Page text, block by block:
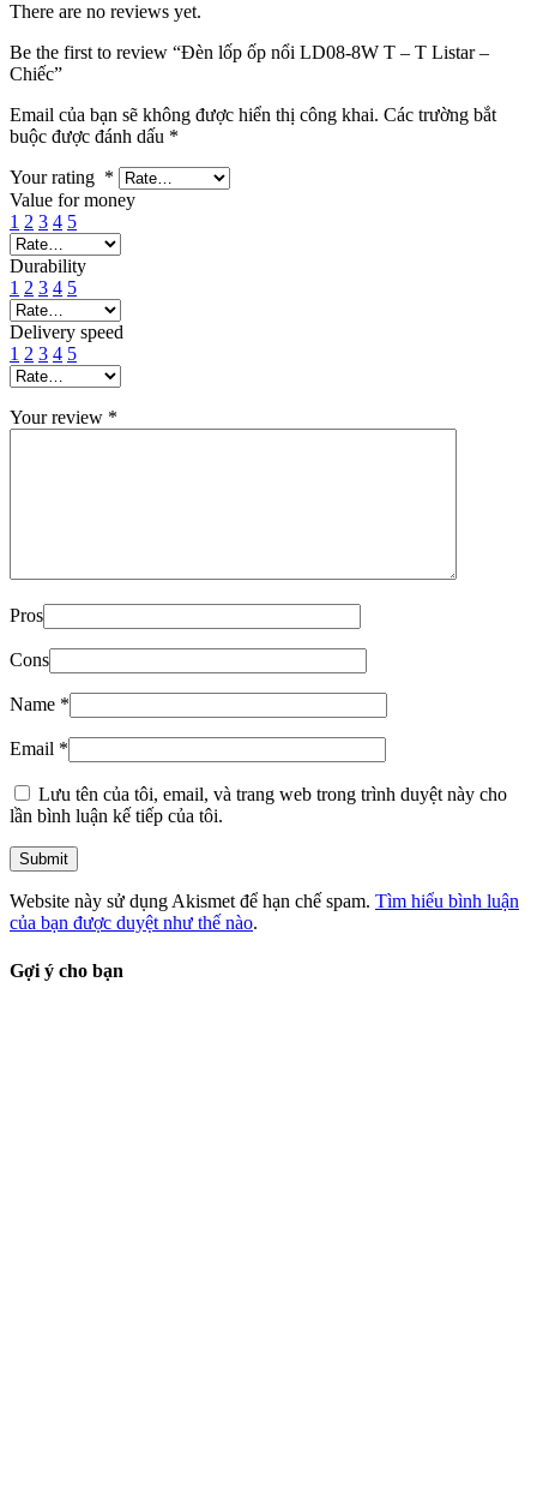
There are no reviews yet.
Be the first to review “Đèn lốp ốp nổi LD08-8W T – T Listar –
Chiếc”
Email của bạn sẽ không được hiển thị công khai. Các trường bắt
buộc được đánh dấu *
Your rating *
Value for money
1 2 3 4 5
Durability
1 2 3 4 5
Delivery speed
1 2 3 4 5
Your review *
Pros
Cons
Name *
Email *
Lưu tên của tôi, email, và trang web trong trình duyệt này cho
lần bình luận kế tiếp của tôi.
Website này sử dụng Akismet để hạn chế spam. Tìm hiểu bình luận
của bạn được duyệt như thế nào.
Gợi ý cho bạn